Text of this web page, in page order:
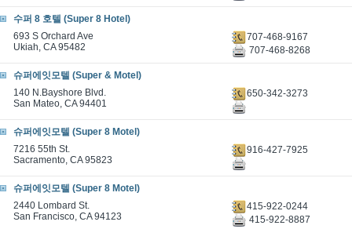
수퍼 8 호텔 (Super 8 Hotel)
693 S Orchard Ave
Ukiah, CA 95482
707-468-9167
707-468-8268
슈퍼에잇모텔 (Super & Motel)
140 N.Bayshore Blvd.
San Mateo, CA 94401
650-342-3273
슈퍼에잇모텔 (Super 8 Motel)
7216 55th St.
Sacramento, CA 95823
916-427-7925
슈퍼에잇모텔 (Super 8 Motel)
2440 Lombard St.
San Francisco, CA 94123
415-922-0244
415-922-8887